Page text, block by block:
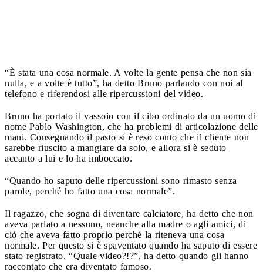
“È stata una cosa normale. A volte la gente pensa che non sia
nulla, e a volte è tutto”, ha detto Bruno parlando con noi al
telefono e riferendosi alle ripercussioni del video.
Bruno ha portato il vassoio con il cibo ordinato da un uomo di
nome Pablo Washington, che ha problemi di articolazione delle
mani. Consegnando il pasto si è reso conto che il cliente non
sarebbe riuscito a mangiare da solo, e allora si è seduto
accanto a lui e lo ha imboccato.
“Quando ho saputo delle ripercussioni sono rimasto senza
parole, perché ho fatto una cosa normale”.
Il ragazzo, che sogna di diventare calciatore, ha detto che non
aveva parlato a nessuno, neanche alla madre o agli amici, di
ciò che aveva fatto proprio perché la riteneva una cosa
normale. Per questo si è spaventato quando ha saputo di essere
stato registrato. “Quale video?!?”, ha detto quando gli hanno
raccontato che era diventato famoso.